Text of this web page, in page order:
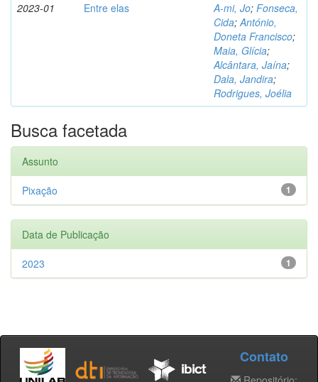
2023-01 Entre elas A-mi, Jo; Fonseca,
Cida;António,
Doneta Francisco;
Maia, Glícia;
Alcântara, Jaína;
Dala, Jandira;
Rodrigues, Joélia
Busca facetada
Assunto
1
Pixação
Data de Publicação
1
2023
Contato